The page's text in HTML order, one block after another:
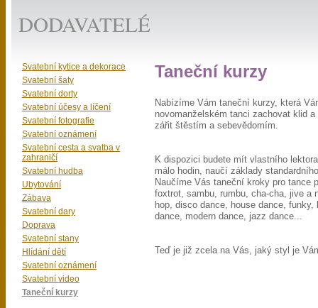
DODAVATELÉ
Taneční kurzy
Nabízíme Vám taneční kurzy, která
novomanželském tanci zachovat klid
zářit štěstím a sebevědomím.
K dispozici budete mít vlastního
málo hodin, naučí základy
Naučíme Vás taneční kroky pro tance
foxtrot, sambu, rumbu, cha-cha, jive a
hop, disco dance, house dance,
dance, modern dance, jazz dance...
Teď je již zcela na Vás, jaký styl je
Svatební kytice a dekorace
Svatební šaty
Svatební dorty
Svatební účesy a líčení
Svatební fotografie
Svatební oznámení
Svatební cesta a svatba v
zahraničí
Svatební hudba
Ubytování
Zábava
Svatební dary
Doprava
Svatební stany
Hlídání dětí
Svatební oznámení
Svatební video
Taneční kurzy